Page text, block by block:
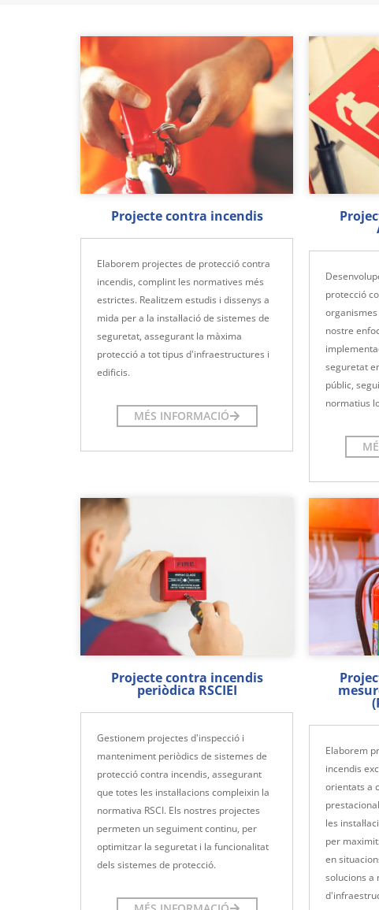
Projecte contra incendis
Elaborem projectes de protecció contra
incendis, complint les normatives més
estrictes. Realitzem estudis i dissenys a
mida per a la instal·lació de sistemes de
seguretat, assegurant la màxima
protecció a tot tipus d'infraestructures i
edificis.
MÉS INFORMACIÓ
protecció
nostre
seguretat
públic,
normatius
Projecte contra incendis
periòdica RSCIEI
Gestionem projectes d'inspecció i
manteniment periòdics de sistemes de
protecció contra incendis, assegurant
que totes les instal·lacions compleixin la
normativa RSCI. Els nostres projectes
permeten un seguiment continu, per
optimitzar la seguretat i la funcionalitat
dels sistemes de protecció.
Elaborem
incendis
orientats a
les
per
en
solucions a